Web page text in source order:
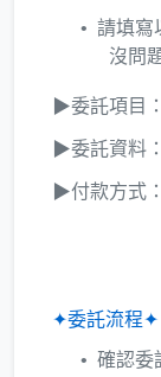
請填寫
沒問
▶委託項目
▶委託資料
▶付款方式
✦委託流程✦
確認